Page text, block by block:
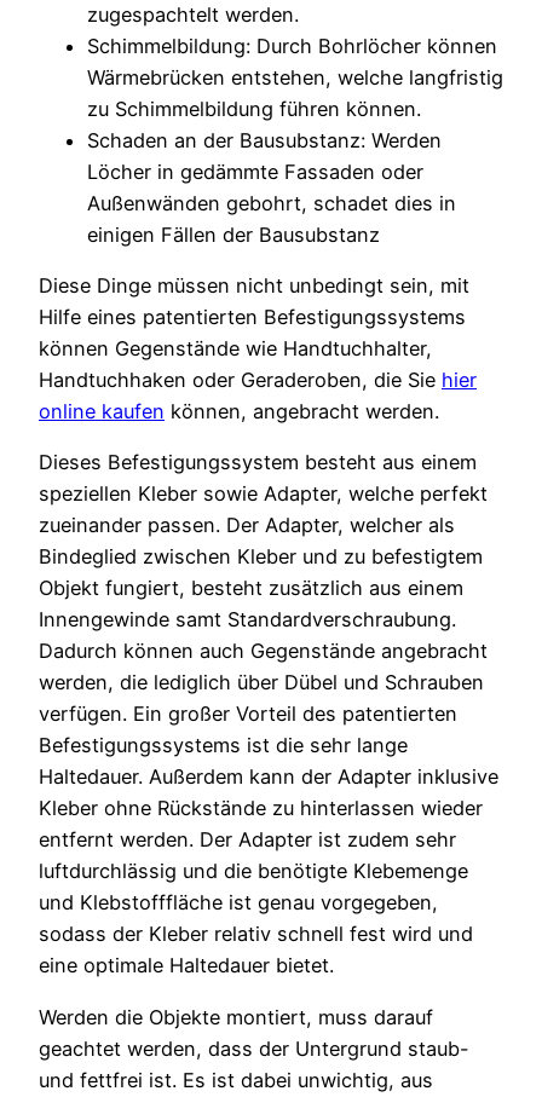
zugespachtelt werden.
Schimmelbildung: Durch Bohrlöcher können
Wärmebrücken entstehen, welche langfristig
zu Schimmelbildung führen können.
Schaden an der Bausubstanz: Werden
Löcher in gedämmte Fassaden oder
Außenwänden gebohrt, schadet dies in
einigen Fällen der Bausubstanz
Diese Dinge müssen nicht unbedingt sein, mit
Hilfe eines patentierten Befestigungssystems
können Gegenstände wie Handtuchhalter,
Handtuchhaken oder Geraderoben, die Sie hier
online kaufen können, angebracht werden.
Dieses Befestigungssystem besteht aus einem
speziellen Kleber sowie Adapter, welche perfekt
zueinander passen. Der Adapter, welcher als
Bindeglied zwischen Kleber und zu befestigtem
Objekt fungiert, besteht zusätzlich aus einem
Innengewinde samt Standardverschraubung.
Dadurch können auch Gegenstände angebracht
werden, die lediglich über Dübel und Schrauben
verfügen. Ein großer Vorteil des patentierten
Befestigungssystems ist die sehr lange
Haltedauer. Außerdem kann der Adapter inklusive
Kleber ohne Rückstände zu hinterlassen wieder
entfernt werden. Der Adapter ist zudem sehr
luftdurchlässig und die benötigte Klebemenge
und Klebstofffläche ist genau vorgegeben,
sodass der Kleber relativ schnell fest wird und
eine optimale Haltedauer bietet.
Werden die Objekte montiert, muss darauf
geachtet werden, dass der Untergrund staub-
und fettfrei ist. Es ist dabei unwichtig, aus